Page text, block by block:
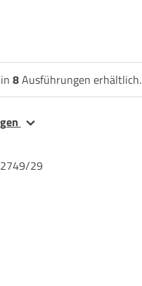
8Ausführungen erhältlich.
29